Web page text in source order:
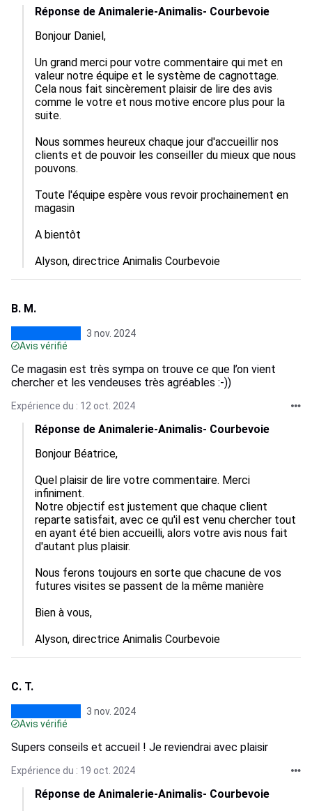
Réponse de Animalerie-Animalis- Courbevoie
Bonjour Daniel,
Un grand merci pour votre commentaire qui met en
valeur notre équipe et le système de cagnottage.
Cela nous fait sincèrement plaisir de lire des avis
comme le votre et nous motive encore plus pour la
suite.
Nous sommes heureux chaque jour d'accueillir nos
clients et de pouvoir les conseiller du mieux que nous
pouvons.
Toute l'équipe espère vous revoir prochainement en
magasin
A bientôt
Alyson, directrice Animalis Courbevoie
B. M.
3 nov. 2024
Avis vérifié
Ce magasin est très sympa on trouve ce que l’on vient
chercher et les vendeuses très agréables :-))
Expérience du : 12 oct. 2024
Réponse de Animalerie-Animalis- Courbevoie
Bonjour Béatrice,
Quel plaisir de lire votre commentaire. Merci
infiniment.
Notre objectif est justement que chaque client
reparte satisfait, avec ce qu'il est venu chercher tout
en ayant été bien accueilli, alors votre avis nous fait
d'autant plus plaisir.
Nous ferons toujours en sorte que chacune de vos
futures visites se passent de la même manière
Bien à vous,
Alyson, directrice Animalis Courbevoie
C. T.
3 nov. 2024
Avis vérifié
Supers conseils et accueil ! Je reviendrai avec plaisir
Expérience du : 19 oct. 2024
Réponse de Animalerie-Animalis- Courbevoie